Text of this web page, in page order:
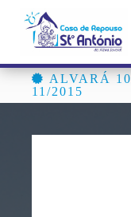
ALVARÁ
11/2015